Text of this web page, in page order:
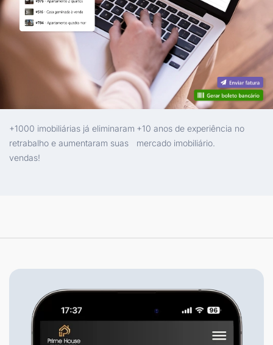
+1000 imobiliárias já eliminaram
retrabalho e aumentaram suas
vendas!
+10 anos de experiência no
mercado imobiliário.